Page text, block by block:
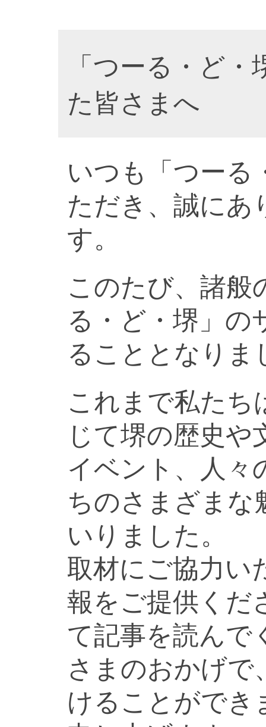
「つーる・ど
た皆さまへ
いつも「つーる
ただき、誠にあ
す。
このたび、諸般
る・ど・堺」の
ることとなりま
これまで私たち
じて堺の歴史や
イベント、人々
ちのさまざまな
いりました。
取材にご協力い
報をご提供くだ
て記事を読んで
さまのおかげで
けることができ